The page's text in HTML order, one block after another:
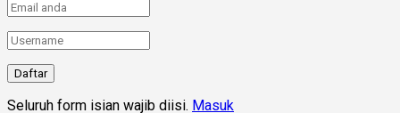
Seluruh form isian wajib diisi. Masuk